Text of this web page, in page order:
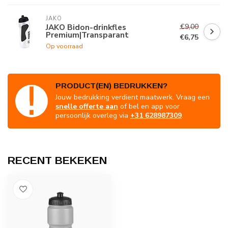
JAKO
JAKO Bidon-drinkfles
Premium|Transparant
Op voorraad
€9,00
€6,75
PRODUCT(EN) BEDRUKKEN?
Jouw bedrukking verdient maatwerk. Vraag een
snelle offerte aan of bel en app voor
persoonlijk overleg via +31 628987309.
RECENT BEKEKEN